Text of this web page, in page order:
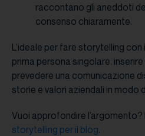
raccontano gli aneddoti
consenso chiaramente.
L’ideale per fare storytelling con
prima persona singolare,
prevedere una comunicazione
storie e valori aziendali in modo
Vuoi approfondire l’argomento?
storytelling per il blog.